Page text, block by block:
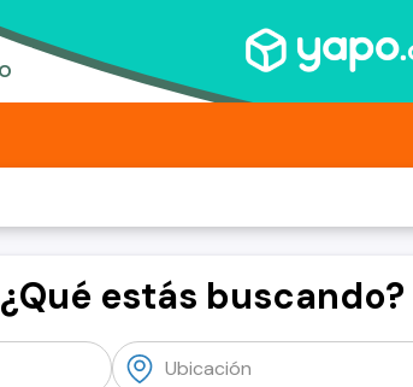
¿Qué estás buscando?